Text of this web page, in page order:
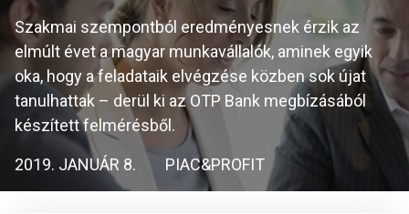
Szakmai szempontból eredményesnek érzik az
elmúlt évet a magyar munkavállalók, aminek egyik
oka, hogy a feladataik elvégzése közben sok újat
tanulhattak – derül ki az OTP Bank megbízásából
készített felmérésből.
2019. JANUÁR 8. PIAC&PROFIT